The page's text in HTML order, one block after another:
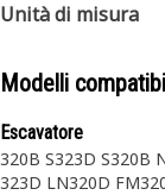
Unità di misura
Modelli
Escavatore
320B S323D S320B
323D LN320D FM